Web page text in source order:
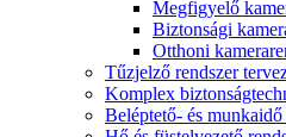
Megfigyelő
Biztonsági
Otthoni
Tűzjelző rendszer
Komplex
Beléptető- és